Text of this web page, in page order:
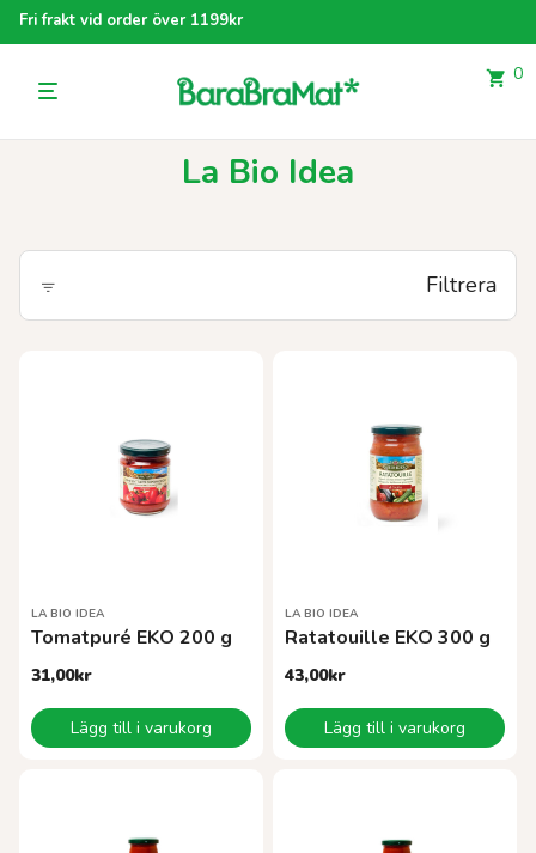
Fri frakt vid order över 1199kr
0
La Bio Idea
Filtrera
LA BIO IDEA
Tomatpuré EKO 200 g
31,00kr
Lägg till i varukorg
LA BIO IDEA
Ratatouille EKO 300 g
43,00kr
Lägg till i varukorg